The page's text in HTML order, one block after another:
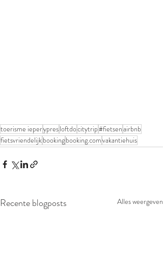
toerisme ieperypresloftdocitytrip#fietsenairbnb
fietsvriendelijkbookingbooking.comvakantiehuis
Recente blogposts Alles weergeven